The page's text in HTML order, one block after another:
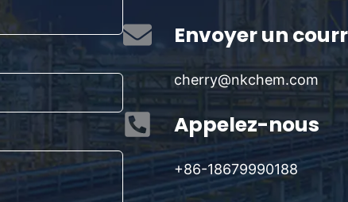
Envoyer un
cherry@nkchem.com
Appelez-nous
+86-18679990188